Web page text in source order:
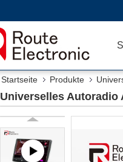
Startseite Produkte
Universelles Autoradio